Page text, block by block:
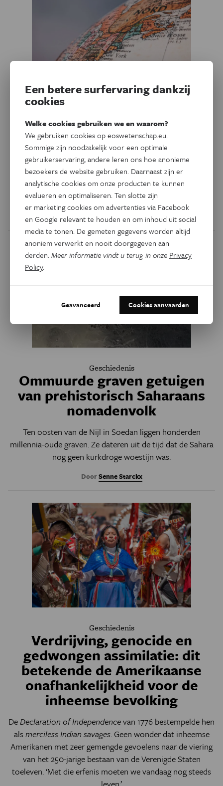
Geschiedenis
Ontstaan van de landbouw
stuwde aantal talen de hoogte
in
Vandaag worden er wereldwijd naar schatting 7500 talen
gesproken, waarvan de helft met uitsterven bedreigd
wordt. Toch is het verdwijnen van talen geen recent
fenomeen.
Door Toon Lambrechts
Geschiedenis
Ommuurde graven getuigen
van prehistorisch Saharaans
nomadenvolk
Ten oosten van de Nijl in Soedan liggen honderden
millennia-oude graven. Ze dateren uit de tijd dat de Sahara
nog geen kurkdroge woestijn was.
DoorSenne Starckx
Geschiedenis
Verdrijving, genocide en
gedwongen assimilatie: dit
betekende de Amerikaanse
onafhankelijkheid voor de
inheemse bevolking
DeDeclaration of Independencevan 1776 bestempelde hen
alsmerciless Indian savages. Geen wonder dat inheemse
Amerikanen met zeer gemengde gevoelens naar de viering
van het 250-jarige bestaan van de Verenigde Staten
toeleven. ‘Met die erfenis moeten we vandaag nog steeds
Een betere surfervaring dankzij
cookies
Welke cookies gebruiken we en waarom?
We gebruiken cookies op eoswetenschap.eu.
Sommige zijn noodzakelijk voor een optimale
gebruikerservaring, andere leren ons hoe anonieme
bezoekers de website gebruiken. Daarnaast zijn er
analytische cookies om onze producten te kunnen
evalueren en optimaliseren. Ten slotte zijn
er marketing cookies om advertenties via Facebook
en Google relevant te houden en om inhoud uit social
media te tonen. De gemeten gegevens worden altijd
anoniem verwerkt en nooit doorgegeven aan
derden.Meer informatie vindt u terug in onze Privacy
Policy.
Geavanceerd Cookies aanvaarden